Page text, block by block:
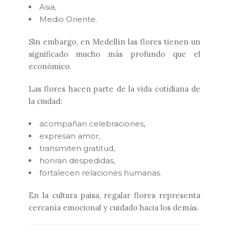
Asia,
Medio Oriente.
Sin embargo, en Medellín las flores tienen un
significado mucho más profundo que el
económico.
Las flores hacen parte de la vida cotidiana de
la ciudad:
acompañan celebraciones,
expresan amor,
transmiten gratitud,
honran despedidas,
fortalecen relaciones humanas.
En la cultura paisa, regalar flores representa
cercanía emocional y cuidado hacia los demás.